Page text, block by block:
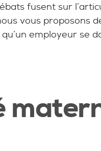
fusent sur
vous proposons
employeur se